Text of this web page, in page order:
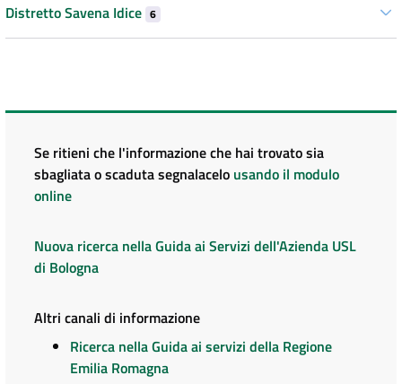
Distretto Savena Idice 6
Se ritieni che l'informazione che hai trovato sia
sbagliata o scaduta segnalacelo usando il modulo
online
Nuova ricerca nella Guida ai Servizi dell'Azienda USL
di Bologna
Altri canali di informazione
Ricerca nella Guida ai servizi della Regione
Emilia Romagna